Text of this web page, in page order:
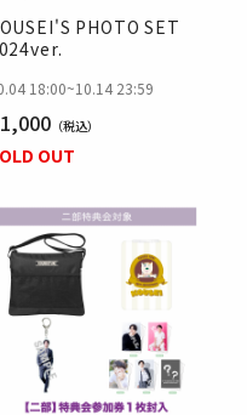
OUT
PHOTO SET
18:00~10.14 23:59